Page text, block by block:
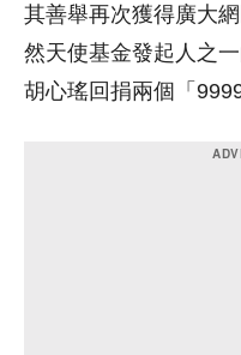
其善舉再次獲得廣大
然天使基金發起人之
胡心瑤回捐兩個「